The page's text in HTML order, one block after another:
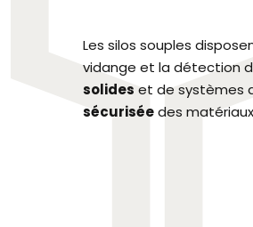
Les silos souples
vidange et la détection
solides et de systèmes
sécuriséedes